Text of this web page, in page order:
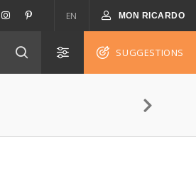
EN MON RICARDO
SUGGESTIONS